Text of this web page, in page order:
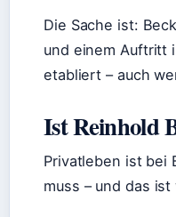
Die Sache ist:
und einem Auftritt
etabliert – auch
Ist Reinhold
Privatleben ist bei
muss – und das